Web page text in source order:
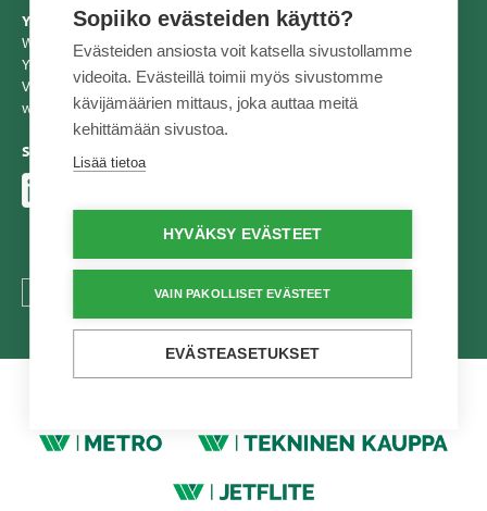
Yhteystiedot
Wihuri Oy Tekninen Kauppa
Y-tunnus: 2557856-2
Vaihde 020 510 10
www.tekninenkauppa.fi
Seuraa meitä
Sopiiko evästeiden käyttö?
Evästeiden ansiosta voit katsella sivustollamme
videoita. Evästeillä toimii myös sivustomme
kävijämäärien mittaus, joka auttaa meitä
kehittämään sivustoa.
Lisää tietoa
HYVÄKSY EVÄSTEET
VAIN PAKOLLISET EVÄSTEET
EVÄSTEASETUKSET